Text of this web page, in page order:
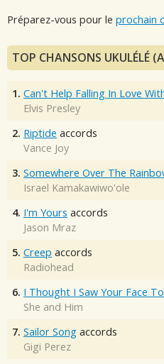
Préparez-vous pour le prochain
TOP CHANSONS UKULÉLÉ
1. Can't Help Falling In Love
Elvis Presley
2. Riptide accords
Vance Joy
3. Somewhere Over The
Israel Kamakawiwo'ole
4. I'm Yours accords
Jason Mraz
5. Creep accords
Radiohead
6. I Thought I Saw Your Face
She and Him
7. Sailor Song accords
Gigi Perez